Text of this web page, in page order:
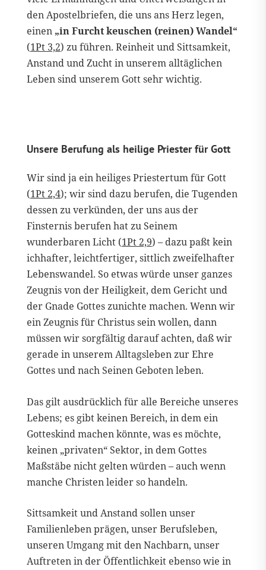
den Apostelbriefen, die uns ans Herz legen,
einen „in Furcht keuschen (reinen) Wandel“
(1Pt 3,2) zu führen. Reinheit und Sittsamkeit,
Anstand und Zucht in unserem alltäglichen
Leben sind unserem Gott sehr wichtig.
Unsere Berufung als heilige Priester für Gott
Wir sind ja ein heiliges Priestertum für Gott
(1Pt 2,4); wir sind dazu berufen, die Tugenden
dessen zu verkünden, der uns aus der
Finsternis berufen hat zu Seinem
wunderbaren Licht (1Pt 2,9) – dazu paßt kein
ichhafter, leichtfertiger, sittlich zweifelhafter
Lebenswandel. So etwas würde unser ganzes
Zeugnis von der Heiligkeit, dem Gericht und
der Gnade Gottes zunichte machen. Wenn wir
ein Zeugnis für Christus sein wollen, dann
müssen wir sorgfältig darauf achten, daß wir
gerade in unserem Alltagsleben zur Ehre
Gottes und nach Seinen Geboten leben.
Das gilt ausdrücklich für alle Bereiche unseres
Lebens; es gibt keinen Bereich, in dem ein
Gotteskind machen könnte, was es möchte,
keinen „privaten“ Sektor, in dem Gottes
Maßstäbe nicht gelten würden – auch wenn
manche Christen leider so handeln.
Sittsamkeit und Anstand sollen unser
Familienleben prägen, unser Berufsleben,
unseren Umgang mit den Nachbarn, unser
Auftreten in der Öffentlichkeit ebenso wie in